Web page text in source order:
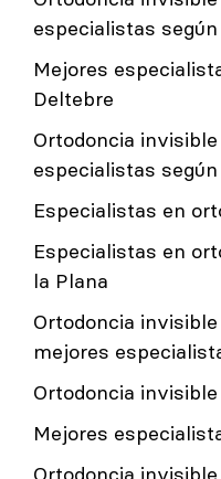
especialistas
Mejores
Deltebre
Ortodoncia
especialistas
Especialistas en
Especialistas en
la Plana
Ortodoncia
mejores
Ortodoncia
Mejores